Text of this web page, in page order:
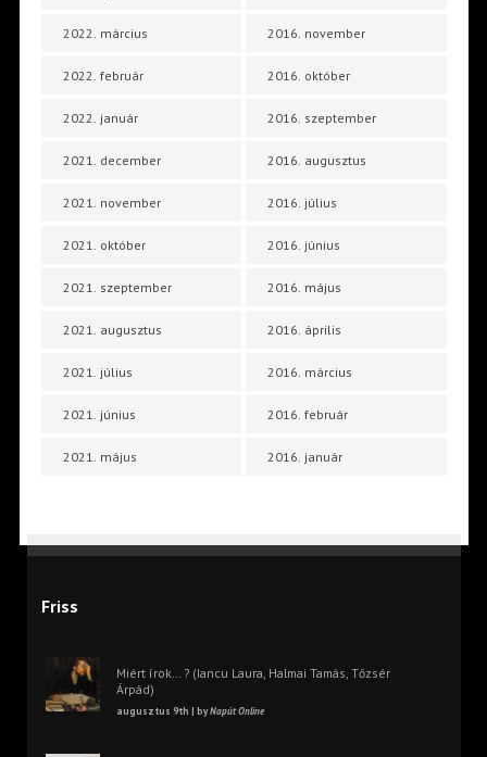
2022. március
2022. február
2022. január
2021. december
2021. november
2021. október
2021. szeptember
2021. augusztus
2021. július
2021. június
2021. május
2016. november
2016. október
2016. szeptember
2016. augusztus
2016. július
2016. június
2016. május
2016. április
2016. március
2016. február
2016. január
Friss
Miért írok… ? (Iancu Laura, Halmai Tamás, Tőzsér
Árpád)
augusztus 9th | byNapút Online